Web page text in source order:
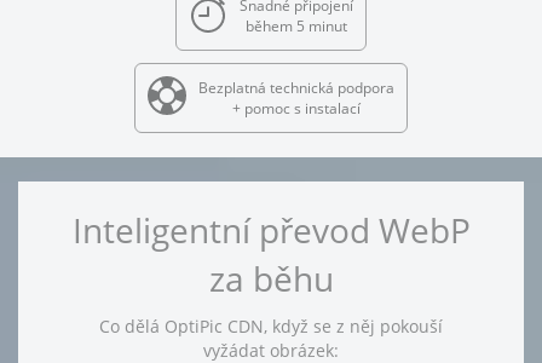
Snadné připojení
během 5 minut
Bezplatná technická podpora
+ pomoc s instalací
Inteligentní převod WebP
za běhu
Co dělá OptiPic CDN, když se z něj pokouší
vyžádat obrázek: